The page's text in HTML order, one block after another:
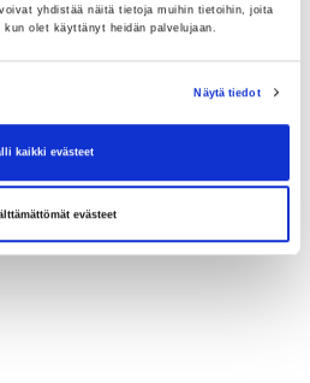
yhdistää näitä tietoja muihin tietoihin, joita
olet käyttänyt heidän palvelujaan.
Näytä tiedot
kaikki evästeet
evästeet